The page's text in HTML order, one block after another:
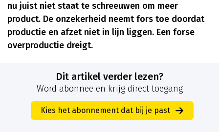
nu juist niet staat te schreeuwen om meer
product. De onzekerheid neemt fors toe doordat
productie en afzet niet in lijn liggen. Een forse
overproductie dreigt.
Dit artikel verder lezen?
Word abonnee en krijg direct toegang
Kies het abonnement dat bij je past